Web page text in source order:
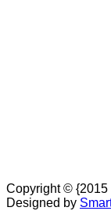
Copyright © {2015
Designed by